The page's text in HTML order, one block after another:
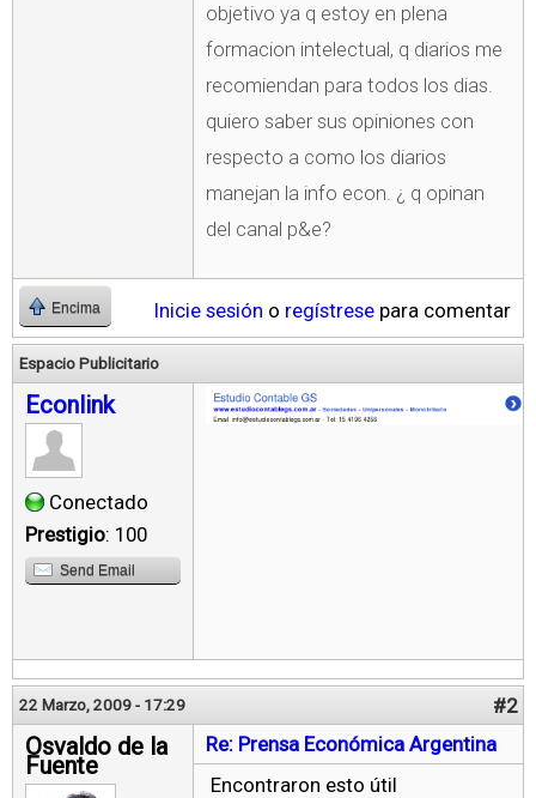
objetivo ya q estoy en plena
formacion intelectual, q diarios me
recomiendan para todos los dias.
quiero saber sus opiniones con
respecto a como los diarios
manejan la info econ. ¿ q opinan
del canal p&e?
Encima Inicie sesión o regístrese para comentar
Espacio Publicitario
Econlink
Conectado
Prestigio: 100
Send Email
22 Marzo, 2009 - 17:29 #2
Osvaldo de la
Fuente
Re: Prensa Económica Argentina
Encontraron esto útil